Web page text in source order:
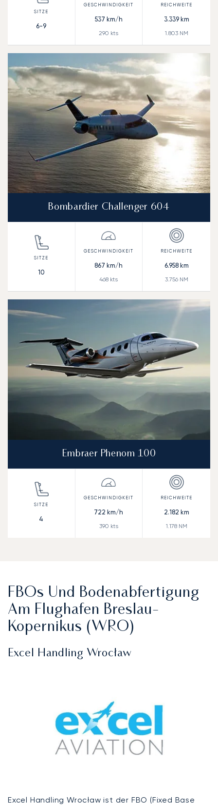
6-9
537 km/h
290 kts
3.339km
1.803NM
Bombardier Challenger 604
10
867 km/h
468 kts
6.958km
3.756NM
Embraer Phenom 100
4
722 km/h
390 kts
2.182 km
1.178NM
FBOs Und Bodenabfertigung
Am Flughafen Breslau-
Kopernikus (WRO)
Excel Handling Wrocław
Excel Handling Wrocław ist der FBO (Fixed Base